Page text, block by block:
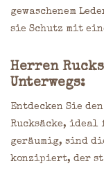
gewaschenem
sie Schutz mit
Herren
Unterwegs:
Entdecken Sie
Rucksäcke, ideal
geräumig, sind
konzipiert, der